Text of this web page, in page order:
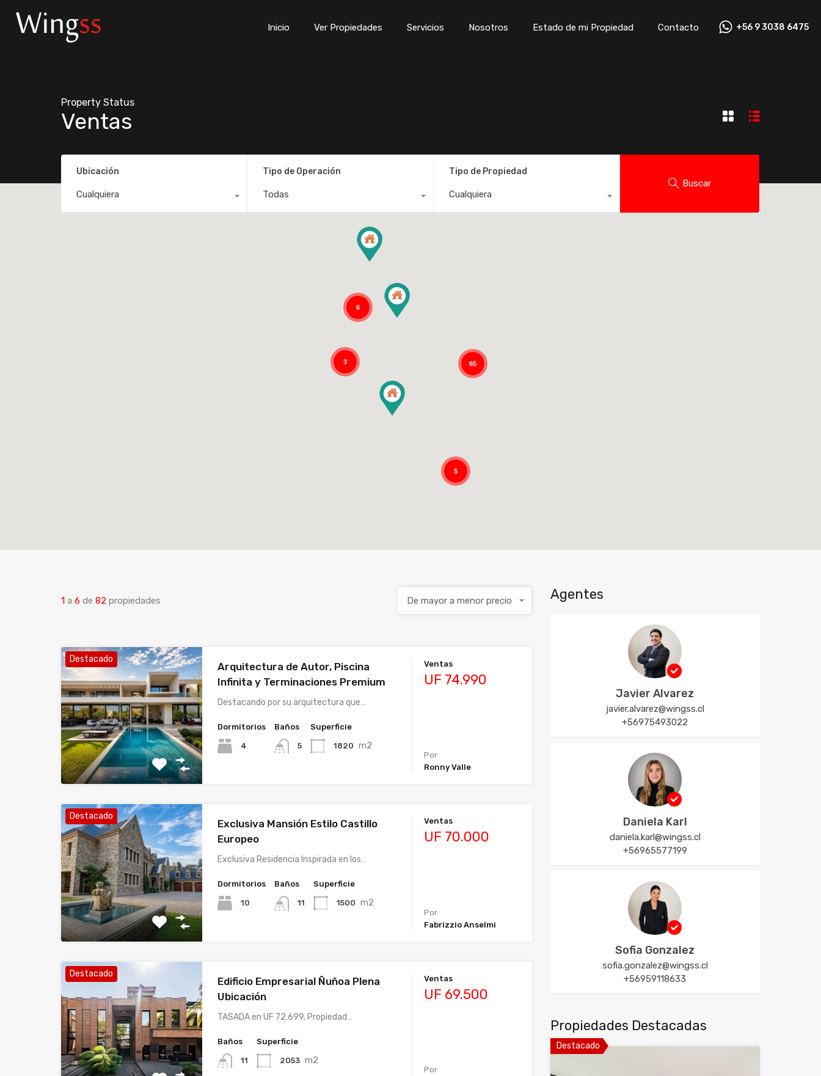
Inicio Ver Propiedades Servicios Nosotros Estado de mi Propiedad Contacto +56 9 3038 6475
Inicio Ver Propiedades Servicios Nosotros Estado de mi Propiedad Contacto +56 9 3038 6475
Property Status
Ventas
Ubicación
Cualquiera
Tipo de Operación
Todas
Tipo de Propiedad
Cualquiera
Buscar
65
5
6
3
1 a 6 de 82 propiedades De mayor a menor precio
Destacado
Arquitectura de Autor, Piscina
Infinita y Terminaciones Premium
Destacando por su arquitectura que…
Dormitorios
4
Baños
5
Superficie
1820 m2
Ventas
UF 74.990
Por
Ronny Valle
Destacado
Exclusiva Mansión Estilo Castillo
Europeo
Exclusiva Residencia Inspirada en los…
Dormitorios
10
Baños
11
Superficie
1500 m2
Ventas
UF 70.000
Por
Fabrizzio Anselmi
Destacado
Edificio Empresarial Ñuñoa Plena
Ubicación
TASADA en UF 72.699. Propiedad…
Baños
11
Superficie
2053 m2
Ventas
UF 69.500
Por
Agentes
Javier Alvarez
javier.alvarez@wingss.cl
+56975493022
Daniela Karl
daniela.karl@wingss.cl
+56965577199
Sofia Gonzalez
sofia.gonzalez@wingss.cl
+56959118633
Propiedades Destacadas
Destacado